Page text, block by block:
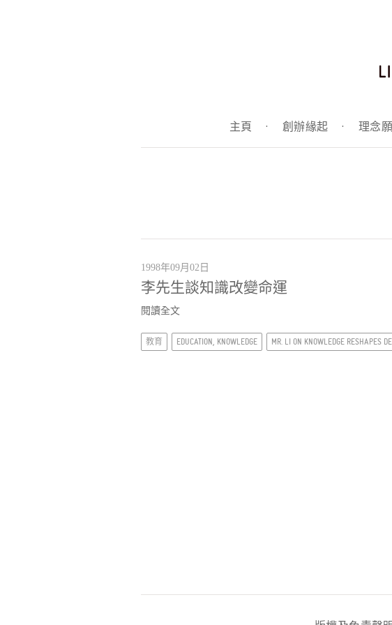
主頁 · 創辦緣起 · 理念
1998年09月02日
李先生談知識改變命運
閱讀全文
教育 EDUCATION, KNOWLEDGE MR. LI ON KNOWLEDGE RESHAPES